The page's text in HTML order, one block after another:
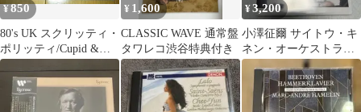
¥850
80's UK スクリッティ・
ポリッティ/Cupid &
Psyche 85
¥ 1,600
CLASSIC WAVE 通常盤
タワレコ渋谷特典付き
¥3,200
小澤征爾 サイトウ・キ
ネン・オーケストラ
2008 DVD